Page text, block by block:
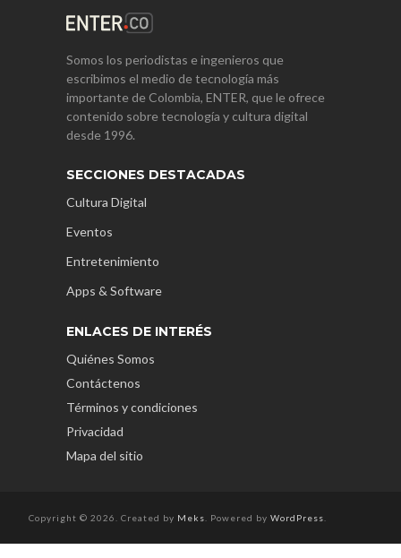
Somos los periodistas e ingenieros que
escribimos el medio de tecnología más
importante de Colombia, ENTER, que le ofrece
contenido sobre tecnología y cultura digital
desde 1996.
SECCIONES DESTACADAS
Cultura Digital
Eventos
Entretenimiento
Apps & Software
ENLACES DE INTERÉS
Quiénes Somos
Contáctenos
Términos y condiciones
Privacidad
Mapa del sitio
Copyright © 2026. Created by Meks . Powered by WordPress